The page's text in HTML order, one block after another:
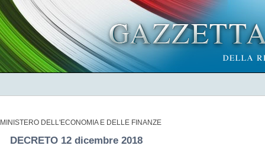
MINISTERO DELL'ECONOMIA E DELLE FINANZE
DECRETO 12 dicembre 2018